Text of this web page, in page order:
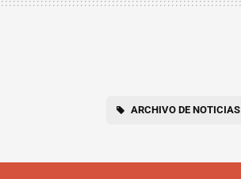
ARCHIVO DE NOTICIAS